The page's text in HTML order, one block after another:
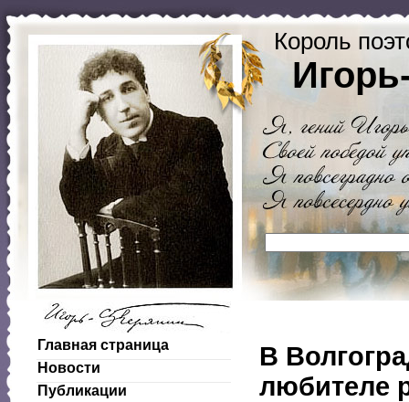
Король
Главная страница
Новости
Публикации
В
любителе